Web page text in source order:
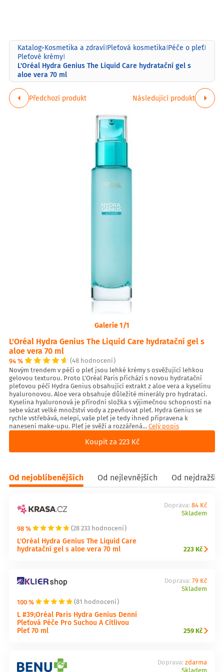
Katalog>Kosmetika a zdraví|Pleťová kosmetika|Péče o pleť|
Pleťové krémy|
L'Oréal Hydra Genius The Liquid Care hydratační gel s
aloe vera 70 ml
Předchozí produkt Následující produkt
Galerie 1/1
L'Oréal Hydra Genius The Liquid Care hydratační gel s
aloe vera 70 ml
94 %
(48 hodnocení)
Novým trendem v péči o pleť jsou lehké krémy s osvěžující lehkou
gelovou texturou. Proto L’Oréal Paris přichází s novou hydratační
pleťovou péčí Hydra Genius obsahující extrakt z aloe vera a kyselinu
hyaluronovou. Aloe vera obsahuje důležité minerály pro hydrataci.
Kyselina hyaluronová je přírodní složka s výjimečnou schopností na
sebe vázat velké množství vody a zpevňovat pleť. Hydra Genius se
rychle vstřebává, nelepí, vaše pleť je tedy ihned připravena k
nanesení make-upu. Pleť je svěží a rozzářená...Celý popis
Koupit za 223 Kč
Od nejoblíbenějších Od nejlevnějších Od
98 % (28 233 hodnocení)
L'Oréal Hydra Genius The Liquid Care
hydratační gel s aloe vera 70 ml
Doprava: 84 Kč
Skladem
223 Kč
100 % (81 hodnocení)
L #39;Oréal Paris Hydra Genius Denní
Pleťová Péče Pro Suchou A Citlivou
Pleť 70 ml
Doprava: 79 Kč
Skladem
259 Kč
Doprava: zdarma